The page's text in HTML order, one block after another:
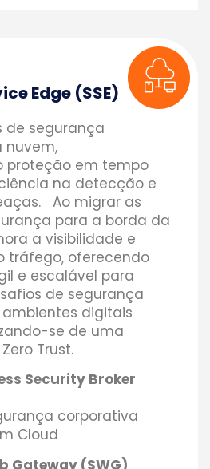
Edge (SSE)
de segurança
nuvem,
proteção em tempo
na detecção e
Ao migrar as
para a borda da
a visibilidade e
tráfego, oferecendo
e escalável para
de segurança
digitais
se de uma
Trust.
Security Broker
corporativa
Cloud
Gateway (SWG)